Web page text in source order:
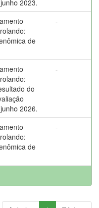
2023.
de
-
do
2026.
-
de
-